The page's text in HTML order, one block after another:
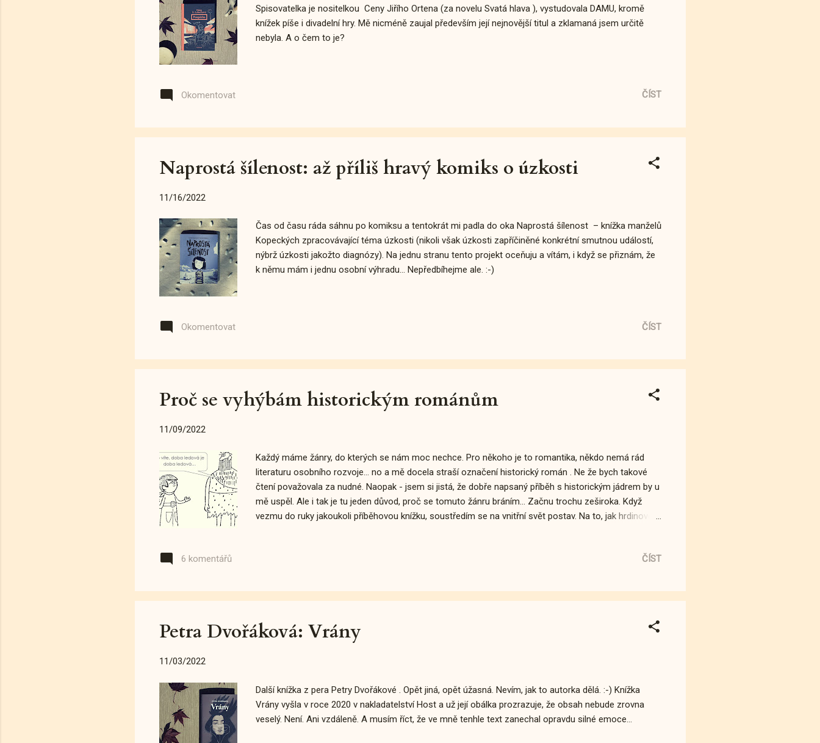
Spisovatelka je nositelkou Ceny Jiřího Ortena (za novelu Svatá hlava ), vystudovala DAMU, kromě
knížek píše i divadelní hry. Mě nicméně zaujal především její nejnovější titul a zklamaná jsem určitě
nebyla. A o čem to je?
Okomentovat ČÍST
Naprostá šílenost: až příliš hravý komiks o úzkosti
11/16/2022
Čas od času ráda sáhnu po komiksu a tentokrát mi padla do oka Naprostá šílenost – knížka manželů
Kopeckých zpracovávající téma úzkosti (nikoli však úzkosti zapříčiněné konkrétní smutnou událostí,
nýbrž úzkosti jakožto diagnózy). Na jednu stranu tento projekt oceňuju a vítám, i když se přiznám, že
k němu mám i jednu osobní výhradu... Nepředbíhejme ale. :-)
Okomentovat ČÍST
Proč se vyhýbám historickým románům
11/09/2022
Každý máme žánry, do kterých se nám moc nechce. Pro někoho je to romantika, někdo nemá rád
literaturu osobního rozvoje… no a mě docela straší označení historický román . Ne že bych takové
čtení považovala za nudné. Naopak - jsem si jistá, že dobře napsaný příběh s historickým jádrem by u
mě uspěl. Ale i tak je tu jeden důvod, proč se tomuto žánru bráním... Začnu trochu zeširoka. Když
vezmu do ruky jakoukoli příběhovou knížku, soustředím se na vnitřní svět postav. Na to, jak hrdinové
onu věrohodnost rozpoznat, zvláště, je-li ten či onen příslušníkem cizí země (ve které jsem nebyla)
něčem "cizím" tak, aby text působil přesvědčivě. Podle mě je nutné, aby spisovatel s takovýmto
literárním plánem učinil c...
6 komentářů ČÍST
Petra Dvořáková: Vrány
11/03/2022
Další knížka z pera Petry Dvořákové . Opět jiná, opět úžasná. Nevím, jak to autorka dělá. :-) Knížka
Vrány vyšla v roce 2020 v nakladatelství Host a už její obálka prozrazuje, že obsah nebude zrovna
veselý. Není. Ani vzdáleně. A musím říct, že ve mně tenhle text zanechal opravdu silné emoce...